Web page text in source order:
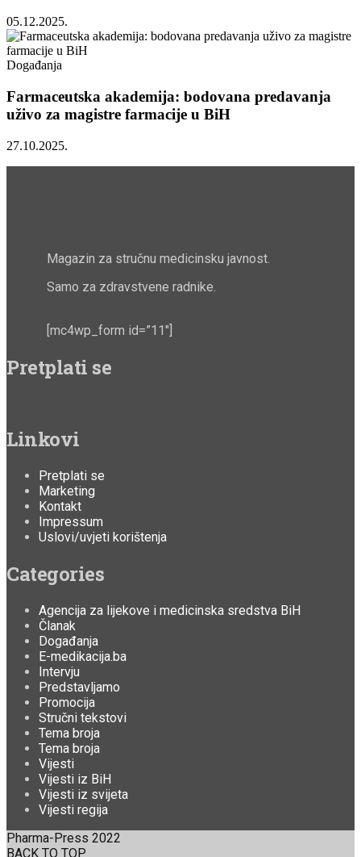
05.12.2025.
Događanja
Farmaceutska akademija: bodovana predavanja
uživo za magistre farmacije u BiH
27.10.2025.
Magazin za stručnu medicinsku javnost.
Samo za zdravstvene radnike.
[mc4wp_form id=”11″]
Pretplati se
Linkovi
Pretplati se
Marketing
Kontakt
Impressum
Uslovi/uvjeti korištenja
Categories
Agencija za lijekove i medicinska sredstva BiH
Članak
Događanja
E-medikacija.ba
Intervju
Predstavljamo
Promocija
Stručni tekstovi
Tema broja
Tema broja
Vijesti
Vijesti iz BiH
Vijesti iz svijeta
Vijesti regija
Pharma-Press 2022
BACK TO TOP